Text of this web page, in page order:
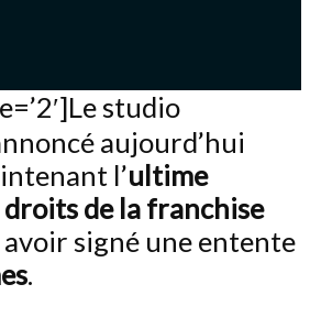
studio
aujourd’hui
l’ultime
de la franchise
avoir signé une entente
.